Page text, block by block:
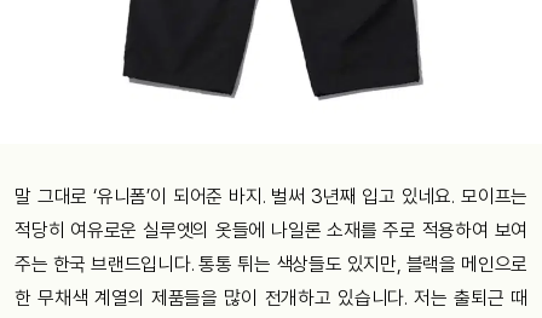
말 그대로 ‘유니폼’이 되어준 바지. 벌써 3년째 입고 있네요. 모이프는
적당히 여유로운 실루엣의 옷들에 나일론 소재를 주로 적용하여 보여
주는 한국 브랜드입니다. 통통 튀는 색상들도 있지만, 블랙을 메인으로
한 무채색 계열의 제품들을 많이 전개하고 있습니다. 저는 출퇴근 때